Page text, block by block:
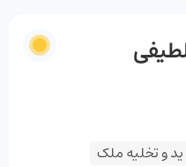
و تخلیه ملک